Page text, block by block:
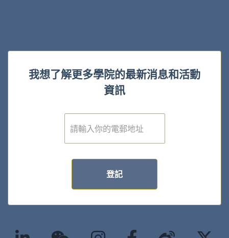
我想了解更多學院的最新消息和活動
資訊
電
子
登記